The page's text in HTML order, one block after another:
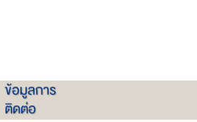
ข้อมูลการ
ติดต่อ